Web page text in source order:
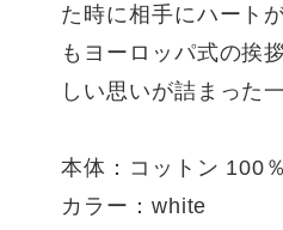
た時に相手にハート
もヨーロッパ式の挨
しい思いが詰まった
本体：コットン 100％
カラー：white